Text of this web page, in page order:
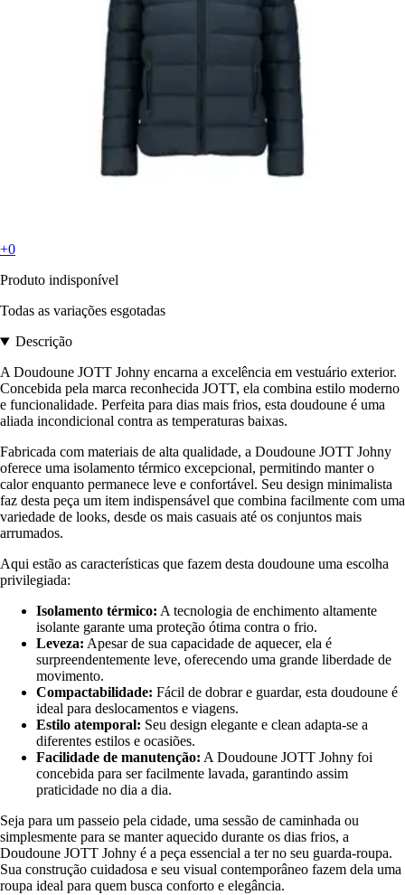
+0
Produto indisponível
Todas as variações esgotadas
Descrição
A Doudoune JOTT Johny encarna a excelência em vestuário exterior.
Concebida pela marca reconhecida JOTT, ela combina estilo moderno
e funcionalidade. Perfeita para dias mais frios, esta doudoune é uma
aliada incondicional contra as temperaturas baixas.
Fabricada com materiais de alta qualidade, a Doudoune JOTT Johny
oferece uma isolamento térmico excepcional, permitindo manter o
calor enquanto permanece leve e confortável. Seu design minimalista
faz desta peça um item indispensável que combina facilmente com uma
variedade de looks, desde os mais casuais até os conjuntos mais
arrumados.
Aqui estão as características que fazem desta doudoune uma escolha
privilegiada:
Isolamento térmico: A tecnologia de enchimento altamente
isolante garante uma proteção ótima contra o frio.
Leveza: Apesar de sua capacidade de aquecer, ela é
surpreendentemente leve, oferecendo uma grande liberdade de
movimento.
Compactabilidade: Fácil de dobrar e guardar, esta doudoune é
ideal para deslocamentos e viagens.
Estilo atemporal: Seu design elegante e clean adapta-se a
diferentes estilos e ocasiões.
Facilidade de manutenção: A Doudoune JOTT Johny foi
concebida para ser facilmente lavada, garantindo assim
praticidade no dia a dia.
Seja para um passeio pela cidade, uma sessão de caminhada ou
simplesmente para se manter aquecido durante os dias frios, a
Doudoune JOTT Johny é a peça essencial a ter no seu guarda-roupa.
Sua construção cuidadosa e seu visual contemporâneo fazem dela uma
roupa ideal para quem busca conforto e elegância.